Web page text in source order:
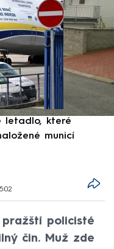
letadlo, které
municí
policisté
čin. Muž zde